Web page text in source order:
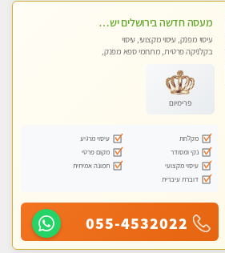
מעסה חדשה בירושלים ישראלית צעירה ואיכותית לעיסוי מרגיע ומפנק VIP-מומלץ לחלוטין! פרטי! ​​​​​​ Highly recommended
עיסוי מפנק, עיסוי מקצועי, עיסוי
בקלניקה פרטית, מתחמי ספא מפנק,
פרימיום
מקלחת
עיסוי מרגיע
נקי ומסודר
מקום פרטי
עיסוי מקצועי
תמונה אמיתית
דוברת עיברית
055-4532022